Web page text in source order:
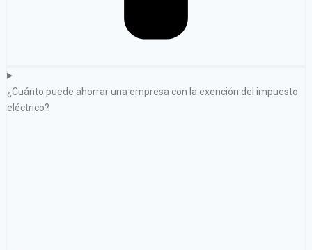
¿Cuánto puede ahorrar una empresa con la exención del impuesto
eléctrico?